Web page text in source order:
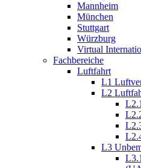
Mannheim
München
Stuttgart
Würzburg
Virtual
Fachbereiche
Luftfahrt
L1
L2
L3